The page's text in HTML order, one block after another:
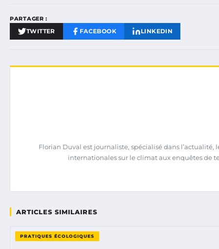
PARTAGER :
TWITTER FACEBOOK LINKEDIN
Florian Duval est journaliste, spécialisé dans
internationales sur le climat aux enquêtes de
ARTICLES SIMILAIRES
PRATIQUES ÉCOLOGIQUES